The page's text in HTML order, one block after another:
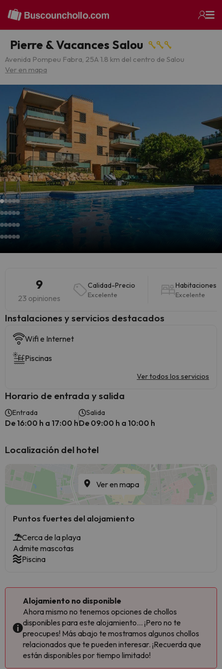
Pierre & Vacances Salou
Avenida Pompeu Fabra, 25A 1.8 km del centro de Salou
Ver en mapa
9
23 opiniones
Calidad-Precio
Excelente
Habitaciones
Excelente
Instalaciones y servicios destacados
Wifi e Internet
Piscinas
Ver todos los servicios
Horario de entrada y salida
Entrada
De 16:00 h a 17:00 h
Salida
De 09:00 h a 10:00 h
Localización del hotel
Ver en mapa
Puntos fuertes del alojamiento
Cerca de la playa
Admite mascotas
Piscina
Alojamiento no disponible
Ahora mismo no tenemos opciones de chollos
disponibles para este alojamiento... ¡Pero no te
preocupes! Más abajo te mostramos algunos chollos
relacionados que te pueden interesar. ¡Recuerda que
están disponibles por tiempo limitado!